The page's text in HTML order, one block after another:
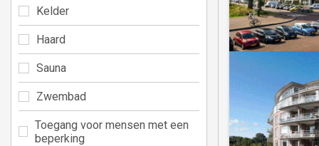
Kelder
Haard
Sauna
Zwembad
Toegang voor mensen met een
beperking